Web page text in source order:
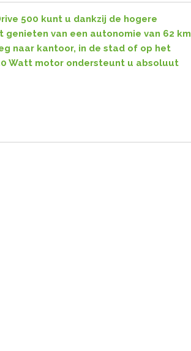
500 kunt u dankzij de hogere
van een autonomie van 62 km
naar kantoor, in de stad of op het
Watt motor ondersteunt u absoluut